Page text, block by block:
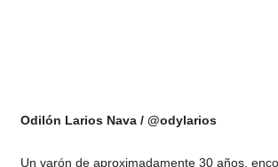
Odilón Larios Nava / @odylarios
Un varón de aproximadamente 30 años,